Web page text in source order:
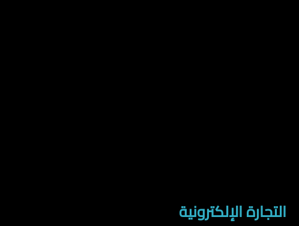
التجارة الإلكترونية